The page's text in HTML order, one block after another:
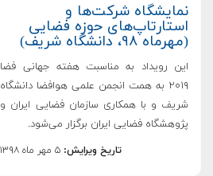
نمایشگاه شرکت‌ها و
استارتاپ‌های حوزه فضایی
(مهرماه ۹۸، دانشگاه شریف)
این رویداد به مناسبت هفته جهانی فضا
۲۰۱۹ به همت انجمن علمی هوافضا دانشگاه
شریف و با همکاری سازمان فضایی ایران و
پژوهشگاه فضایی ایران برگزار می‌شود.
تاریخ ویرایش: ۵ مهر ماه ۱۳۹۸